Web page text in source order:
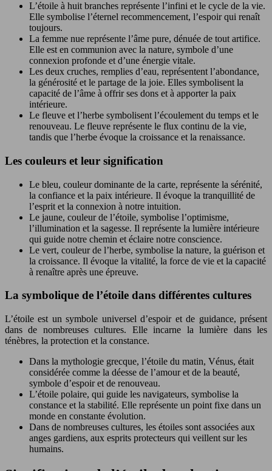
L’étoile à huit branches représente l’infini et le cycle de la vie.
Elle symbolise l’éternel recommencement, l’espoir qui renaît
toujours.
La femme nue représente l’âme pure, dénuée de tout artifice.
Elle est en communion avec la nature, symbole d’une
connexion profonde et d’une énergie vitale.
Les deux cruches, remplies d’eau, représentent l’abondance,
la générosité et le partage de la joie. Elles symbolisent la
capacité de l’âme à offrir ses dons et à apporter la paix
intérieure.
Le fleuve et l’herbe symbolisent l’écoulement du temps et le
renouveau. Le fleuve représente le flux continu de la vie,
tandis que l’herbe évoque la croissance et la renaissance.
Les couleurs et leur signification
Le bleu, couleur dominante de la carte, représente la sérénité,
la confiance et la paix intérieure. Il évoque la tranquillité de
l’esprit et la connexion à notre intuition.
Le jaune, couleur de l’étoile, symbolise l’optimisme,
l’illumination et la sagesse. Il représente la lumière intérieure
qui guide notre chemin et éclaire notre conscience.
Le vert, couleur de l’herbe, symbolise la nature, la guérison et
la croissance. Il évoque la vitalité, la force de vie et la capacité
à renaître après une épreuve.
La symbolique de l’étoile dans différentes cultures
L’étoile est un symbole universel d’espoir et de guidance, présent
dans de nombreuses cultures. Elle incarne la lumière dans les
ténèbres, la protection et la constance.
Dans la mythologie grecque, l’étoile du matin, Vénus, était
considérée comme la déesse de l’amour et de la beauté,
symbole d’espoir et de renouveau.
L’étoile polaire, qui guide les navigateurs, symbolise la
constance et la stabilité. Elle représente un point fixe dans un
monde en constante évolution.
Dans de nombreuses cultures, les étoiles sont associées aux
anges gardiens, aux esprits protecteurs qui veillent sur les
humains.